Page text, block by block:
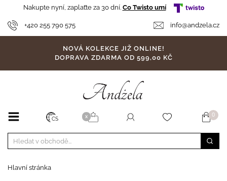
Nakupte nyní, zaplaťte za 30 dní. Co Twisto umí
+420 255 790 575 info@andzela.cz
NOVÁ KOLEKCE JIŽ ONLINE!
DOPRAVA ZDARMA OD 599,00 KČ
CS X 0
Hlavní stránka